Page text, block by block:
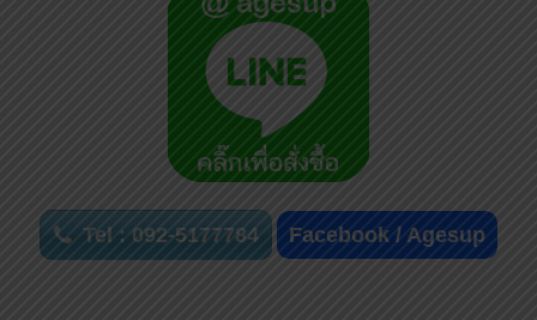
Tel : 092-5177784 Facebook / Agesup